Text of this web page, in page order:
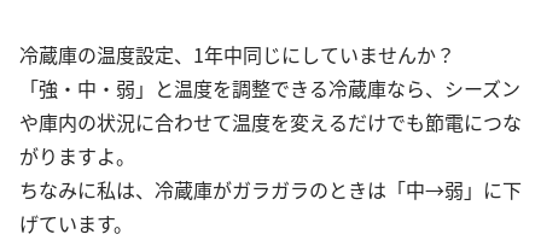
冷蔵庫の温度設定、1年中同じにしていませんか？
「強・中・弱」と温度を調整できる冷蔵庫なら、シーズン
や庫内の状況に合わせて温度を変えるだけでも節電につな
がりますよ。
ちなみに私は、冷蔵庫がガラガラのときは「中→弱」に下
げています。